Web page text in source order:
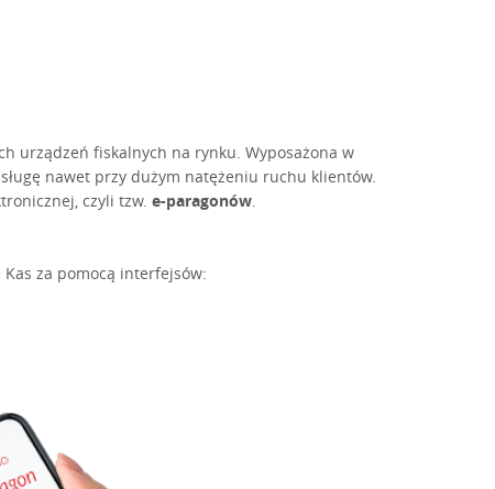
urządzeń fiskalnych na rynku. Wyposażona w
nawet przy dużym natężeniu ruchu klientów.
czyli tzw. e-paragonów.
za pomocą interfejsów: